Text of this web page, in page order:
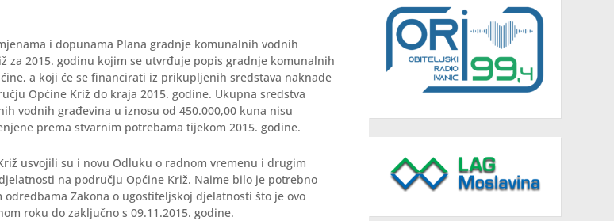
i dopunama Plana gradnje komunalnih vodnih
za 2015. godinu kojim se utvrđuje popis gradnje komunalnih
a koji će se financirati iz prikupljenih sredstava naknade
Općine Križ do kraja 2015. godine. Ukupna sredstva
vodnih građevina u iznosu od 450.000,00 kuna nisu
prema stvarnim potrebama tijekom 2015. godine.
usvojili su i novu Odluku o radnom vremenu i drugim
na području Općine Križ. Naime bilo je potrebno
Zakona o ugostiteljskoj djelatnosti što je ovo
roku do zaključno s 09.11.2015. godine.